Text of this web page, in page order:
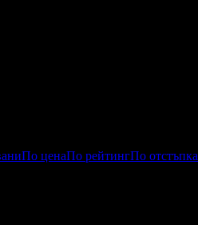
По ценаПо рейтингПо отстъпка